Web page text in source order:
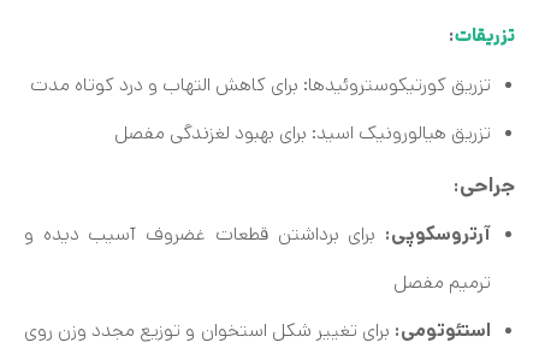
تزریقات:
تزریق کورتیکوستروئیدها: برای کاهش التهاب و درد کوتاه مدت
تزریق هیالورونیک اسید: برای بهبود لغزندگی مفصل
جراحی:
آرتروسکوپی: برای برداشتن قطعات غضروف آسیب دیده و
ترمیم مفصل
استئوتومی: برای تغییر شکل استخوان و توزیع مجدد وزن روی